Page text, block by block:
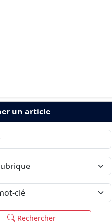
un article
clé
Rechercher